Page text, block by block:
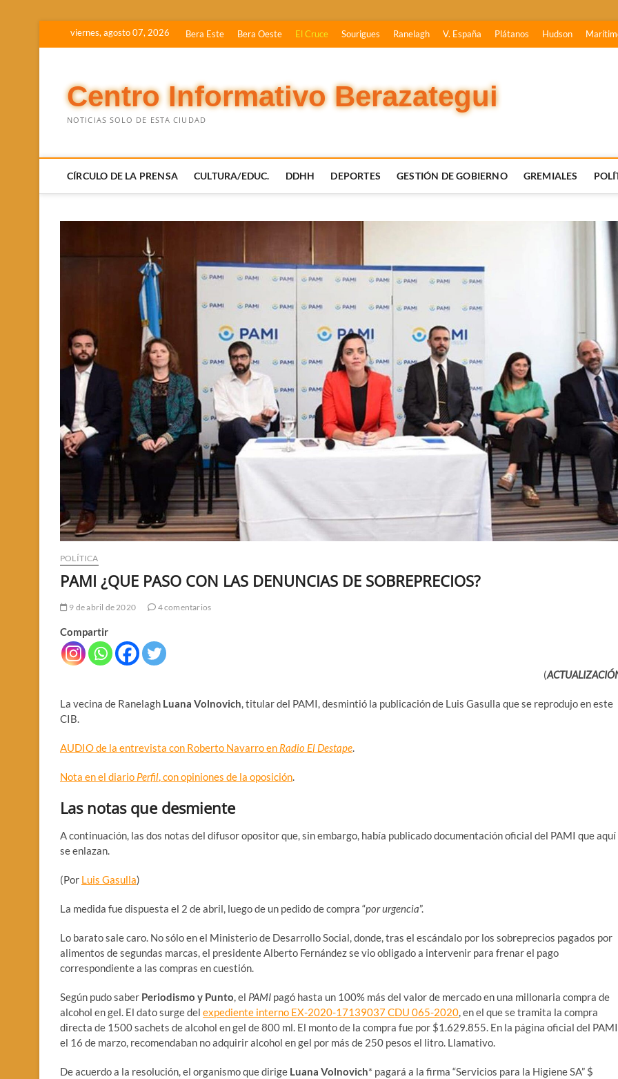
viernes, agosto 07, 2026 Bera Este Bera Oeste El Cruce Sourigues Ranelagh V. España Plátanos Hudson
Centro Informativo Berazategui
NOTICIAS SOLO DE ESTA CIUDAD
CÍRCULO DE LA PRENSA CULTURA/EDUC. DDHH DEPORTES GESTIÓN DE GOBIERNO GREMIALES
POLÍTICA
PAMI ¿QUE PASO CON LAS DENUNCIAS DE SOBREPRECIOS?
9 de abril de 2020 4 comentarios
Compartir
(
La vecina de Ranelagh Luana Volnovich, titular del PAMI, desmintió la publicación de Luis Gasulla que se reprodujo en este
CIB.
AUDIO de la entrevista con Roberto Navarro en Radio El Destape.
Nota en el diario Perfil, con opiniones de la oposición.
Las notas que desmiente
A continuación, las dos notas del difusor opositor que, sin embargo, había publicado documentación oficial del PAMI que aquí
se enlazan.
(Por Luis Gasulla)
La medida fue dispuesta el 2 de abril, luego de un pedido de compra “por urgencia”.
Lo barato sale caro. No sólo en el Ministerio de Desarrollo Social, donde, tras el escándalo por los sobreprecios pagados por
alimentos de segundas marcas, el presidente Alberto Fernández se vio obligado a intervenir para frenar el pago
correspondiente a las compras en cuestión.
Según pudo saber Periodismo y Punto, el PAMI pagó hasta un 100% más del valor de mercado en una millonaria compra de
alcohol en gel. El dato surge del expediente interno EX-2020-17139037 CDU 065-2020, en el que se tramita la compra
directa de 1500 sachets de alcohol en gel de 800 ml. El monto de la compra fue por $1.629.855. En la página oficial del
el 16 de marzo, recomendaban no adquirir alcohol en gel por más de 250 pesos el litro. Llamativo.
De acuerdo a la resolución, el organismo que dirige Luana Volnovich* pagará a la firma “Servicios para la Higiene SA” $